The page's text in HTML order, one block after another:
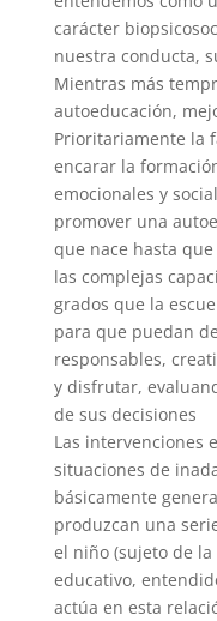
carácter
nuestra conducta,
Mientras más
autoeducación,
Prioritariamente la
encarar la
emocionales y
promover una
que nace hasta
las complejas
grados que la
para que puedan
responsables,
y disfrutar,
de sus decisiones
Las intervenciones
situaciones de
básicamente
produzcan una
el niño (sujeto de
educativo,
actúa en esta